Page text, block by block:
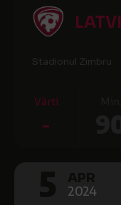
Stadionul Zimbru
Vārti
-
2024